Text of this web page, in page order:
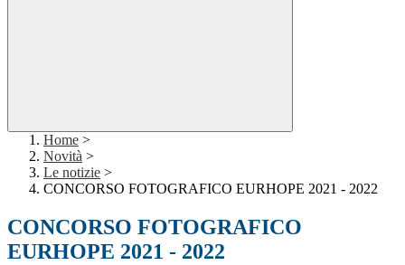
Home >
Novità >
Le notizie >
CONCORSO FOTOGRAFICO EURHOPE 2021 - 2022
CONCORSO FOTOGRAFICO
EURHOPE 2021 - 2022